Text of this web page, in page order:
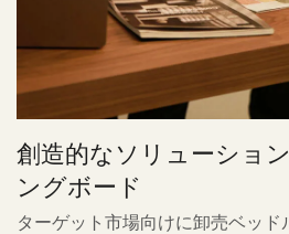
創造的なソリューショ
ングボード
ターゲット市場向けに卸売ベッ